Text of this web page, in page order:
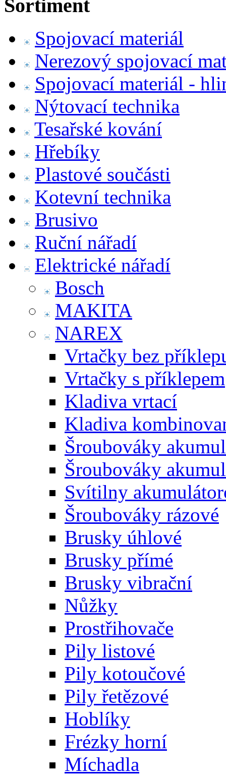
Sortiment
Spojovací materiál
Nerezový spojovací
Spojovací materiál -
Nýtovací technika
Tesařské kování
Hřebíky
Plastové součásti
Kotevní technika
Brusivo
Ruční nářadí
Elektrické nářadí
Bosch
MAKITA
NAREX
Vrtačky bez
Vrtačky s příklepem
Kladiva vrtací
Kladiva
Šroubováky
Šroubováky
Svítilny
Šroubováky rázové
Brusky úhlové
Brusky přímé
Brusky vibrační
Nůžky
Prostřihovače
Pily listové
Pily kotoučové
Pily řetězové
Hoblíky
Frézky horní
Míchadla